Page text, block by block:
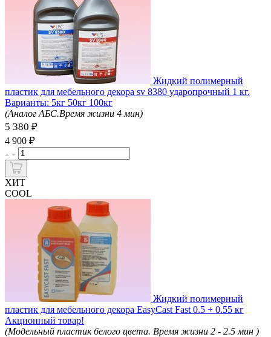
Жидкий полимерный
пластик для мебельного декора sv 8380 ударопрочный 1 кг.
Варианты: 5кг 50кг 100кг
(Аналог АБС.Время жизни 4 мин)
5 380 ₽
4 900 ₽
ХИТ
COOL
Жидкий полимерный
пластик для мебельного декора EasyCast Fast 0.5 + 0.55 кг
Акционный товар!
(Модельный пластик белого цвета. Время жизни 2 - 2.5 мин )